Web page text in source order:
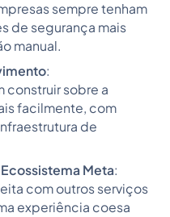
sempre tenham
de segurança mais
manual.
:
construir sobre a
facilmente, com
de
Meta:
com outros serviços
experiência coesa